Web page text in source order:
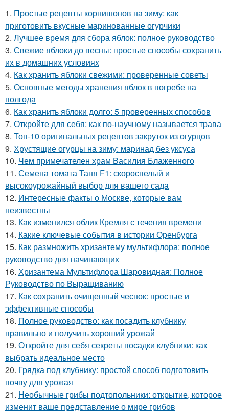
1. Простые рецепты корнишонов на зиму: как
приготовить вкусные маринованные огурчики
2. Лучшее время для сбора яблок: полное руководство
3. Свежие яблоки до весны: простые способы сохранить
их в домашних условиях
4. Как хранить яблоки свежими: проверенные советы
5. Основные методы хранения яблок в погребе на
полгода
6. Как хранить яблоки долго: 5 проверенных способов
7. Откройте для себя: как по-научному называется трава
8. Топ-10 оригинальных рецептов закруток из огурцов
9. Хрустящие огурцы на зиму: маринад без уксуса
10. Чем примечателен храм Василия Блаженного
11. Семена томата Таня F1: скороспелый и
высокоурожайный выбор для вашего сада
12. Интересные факты о Москве, которые вам
неизвестны
13. Как изменился облик Кремля с течения времени
14. Какие ключевые события в истории Оренбурга
15. Как размножить хризантему мультифлора: полное
руководство для начинающих
16. Хризантема Мультифлора Шаровидная: Полное
Руководство по Выращиванию
17. Как сохранить очищенный чеснок: простые и
эффективные способы
18. Полное руководство: как посадить клубнику
правильно и получить хороший урожай
19. Откройте для себя секреты посадки клубники: как
выбрать идеальное место
20. Грядка под клубнику: простой способ подготовить
почву для урожая
21. Необычные грибы подтопольники: открытие, которое
изменит ваше представление о мире грибов